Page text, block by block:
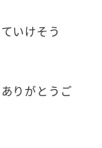
いけそう
りがとうご